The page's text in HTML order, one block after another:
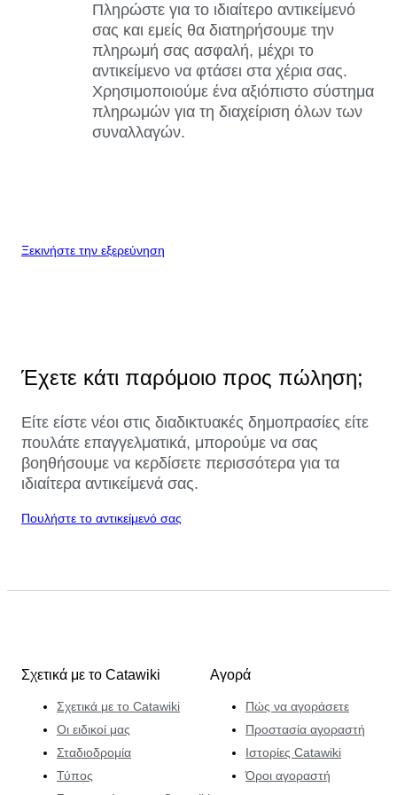
Πληρώστε για το ιδιαίτερο αντικείμενό
σας και εμείς θα διατηρήσουμε την
πληρωμή σας ασφαλή, μέχρι το
αντικείμενο να φτάσει στα χέρια σας.
Χρησιμοποιούμε ένα αξιόπιστο σύστημα
πληρωμών για τη διαχείριση όλων των
συναλλαγών.
Ξεκινήστε την εξερεύνηση
Έχετε κάτι παρόμοιο προς πώληση;
Είτε είστε νέοι στις διαδικτυακές δημοπρασίες είτε
πουλάτε επαγγελματικά, μπορούμε να σας
βοηθήσουμε να κερδίσετε περισσότερα για τα
ιδιαίτερα αντικείμενά σας.
Πουλήστε το αντικείμενό σας
Σχετικά με το Catawiki
Σχετικά με το Catawiki
Οι ειδικοί μας
Σταδιοδρομία
Τύπος
Αγορά
Πώς να αγοράσετε
Προστασία αγοραστή
Ιστορίες Catawiki
Όροι αγοραστή